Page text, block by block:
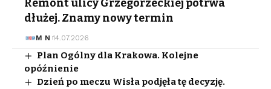
Remont ulicy Grzegórzeckiej potrwa
dłużej. Znamy nowy termin
M N 14.07.2026
Plan Ogólny dla Krakowa. Kolejne
opóźnienie
Dzień po meczu Wisła podjęła tę decyzję.